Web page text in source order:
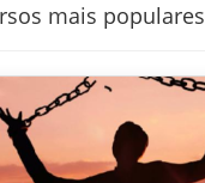
mais populares